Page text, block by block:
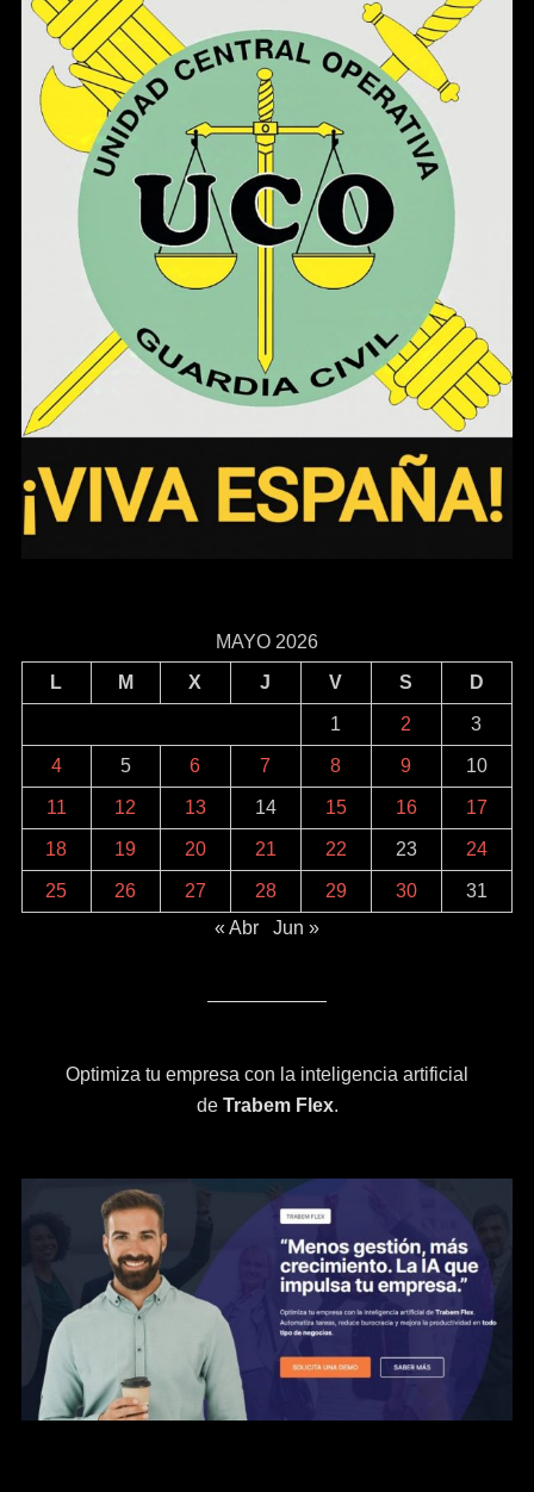
MAYO 2026
L
M X J V S D
1 2 3
4 5 6 7 8 9 10
11 12 13 14 15 16 17
18 19 20 21 22 23 24
25 26 27 28 29 30
31
« Abr
Jun »
Optimiza tu empresa con la inteligencia artificial
de Trabem Flex.